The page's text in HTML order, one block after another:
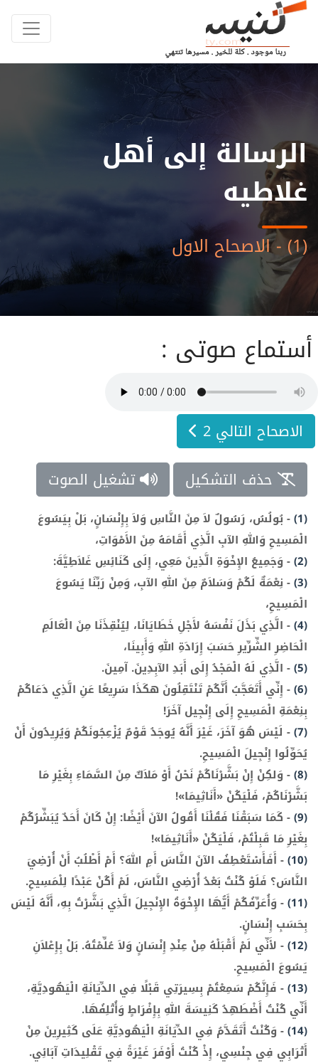
الرسالة إلى أهل
غلاطيه
(1) - الاصحاح الاول
أستماع صوتى :
الاصحاح التالي 2
حذف التشكيل
تشغيل الصوت
(1)
-بُولُسُ، رَسُولٌ لاَ مِنَ النَّاسِ وَلاَ بِإِنْسَانٍ، بَلْ بِيَسُوعَ
الْمَسِيحِ وَاللهِ الآبِ الَّذِي أَقَامَهُ مِنَ الأَمْوَاتِ،
(2)
- وَجَمِيعُ الإِخْوَةِ الَّذِينَ مَعِي، إِلَى كَنَائِسِ غَلاَطِيَّةَ:
(3)
- نِعْمَةٌ لَكُمْ وَسَلاَمٌ مِنَ اللهِ الآبِ، وَمِنْ رَبِّنَا يَسُوعَ
الْمَسِيحِ،
(4)
- الَّذِي بَذَلَ نَفْسَهُ لأَجْلِ خَطَايَانَا، لِيُنْقِذَنَا مِنَ الْعَالَمِ
الْحَاضِرِ الشِّرِّيرِ حَسَبَ إِرَادَةِ اللهِ وَأَبِينَا،
(5)
- الَّذِي لَهُ الْمَجْدُ إِلَى أَبَدِ الآبِدِينَ. آمِينَ.
(6)
- إِنِّي أَتَعَجَّبُ أَنَّكُمْ تَنْتَقِلُونَ هكَذَا سَرِيعًا عَنِ الَّذِي دَعَاكُمْ
بِنِعْمَةِ الْمَسِيحِ إِلَى إِنْجِيل آخَرَ!
(7)
- لَيْسَ هُوَ آخَرَ، غَيْرَ أَنَّهُ يُوجَدُ قَوْمٌ يُزْعِجُونَكُمْ وَيُرِيدُونَ أَنْ
يُحَوِّلُوا إِنْجِيلَ الْمَسِيحِ.
(8)
- وَلكِنْ إِنْ بَشَّرْنَاكُمْ نَحْنُ أَوْ مَلاَكٌ مِنَ السَّمَاءِ بِغَيْرِ مَا
بَشَّرْنَاكُمْ، فَلْيَكُنْ «أَنَاثِيمَا»!
(9)
- كَمَا سَبَقْنَا فَقُلْنَا أَقُولُ الآنَ أَيْضًا: إِنْ كَانَ أَحَدٌ يُبَشِّرُكُمْ
بِغَيْرِ مَا قَبِلْتُمْ، فَلْيَكُنْ «أَنَاثِيمَا»!
(10)
- أَفَأَسْتَعْطِفُ الآنَ النَّاسَ أَمِ اللهَ؟ أَمْ أَطْلُبُ أَنْ أُرْضِيَ
النَّاسَ؟ فَلَوْ كُنْتُ بَعْدُ أُرْضِي النَّاسَ، لَمْ أَكُنْ عَبْدًا لِلْمَسِيحِ.
(11)
- وَأُعَرِّفُكُمْ أَيُّهَا الإِخْوَةُ الإِنْجِيلَ الَّذِي بَشَّرْتُ بِهِ، أَنَّهُ لَيْسَ
بِحَسَبِ إِنْسَانٍ.
(12)
- لأَنِّي لَمْ أَقْبَلْهُ مِنْ عِنْدِ إِنْسَانٍ وَلاَ عُلِّمْتُهُ. بَلْ بِإِعْلاَنِ
يَسُوعَ الْمَسِيحِ.
(13)
- فَإِنَّكُمْ سَمِعْتُمْ بِسِيرَتِي قَبْلًا فِي الدِّيَانَةِ الْيَهُودِيَّةِ،
أَنِّي كُنْتُ أَضْطَهِدُ كَنِيسَةَ اللهِ بِإِفْرَاطٍ وَأُتْلِفُهَا.
(14)
- وَكُنْتُ أَتَقَدَّمُ فِي الدِّيَانَةِ الْيَهُودِيَّةِ عَلَى كَثِيرِينَ مِنْ
أَتْرَابِي فِي جِنْسِي، إِذْ كُنْتُ أَوْفَرَ غَيْرَةً فِي تَقْلِيدَاتِ آبَائِي.